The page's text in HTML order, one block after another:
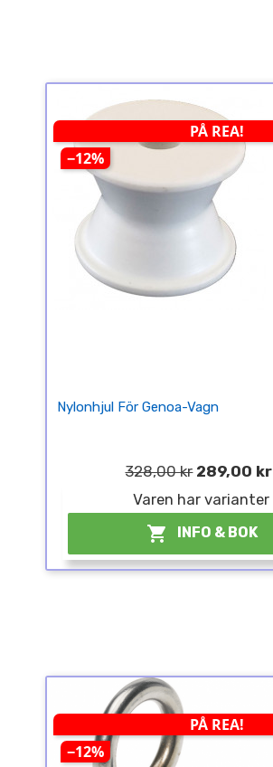
PÅ REA!
−12%
Nylonhjul För Genoa-Vagn
328,00 kr 289,00 kr
Varen har varianter
 INFO & BOK
PÅ REA!
−12%